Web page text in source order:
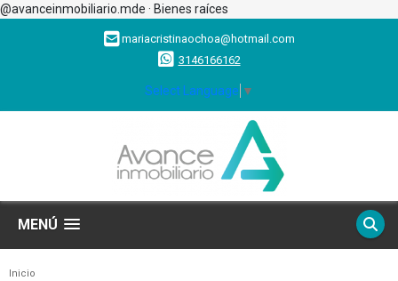
@avanceinmobiliario.mde · Bienes raíces
mariacristinaochoa@hotmail.com
3146166162
Select Language ▼
MENÚ
Inicio